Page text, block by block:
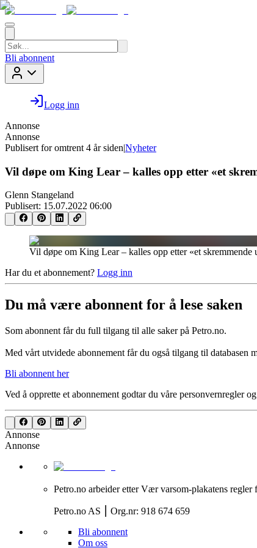
Bli abonnent
Logg inn
Annonse
Annonse
Publisert for omtrent 4 år siden|Nyheter
Vil døpe om King Lear – kalles opp etter «et
Glenn Stangeland
Publisert: 15.07.2022 06:00
Vil døpe om King Lear – kalles opp etter «et skremmende
Har du et abonnement? Logg inn
Du må være abonnent for å lese saken
Som abonnent får du full tilgang til alle saker på Petro.no.
Med vårt utvidede abonnement får du også tilgang til databasen
Bli abonnent her
Ved å opprette et abonnement godtar du våre personvernreglerog
Annonse
Annonse
Petro.no arbeider etter Vær varsom-plakatens
Petro.no AS ⎮ Org.nr: 918 674 659
Bli abonnent
Om oss